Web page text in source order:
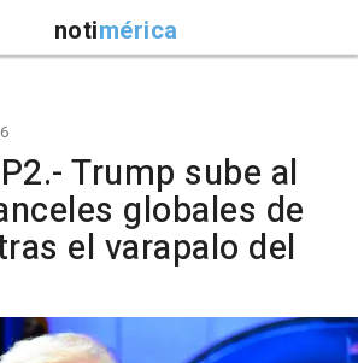
notimérica
Trump sube al
globales de
el varapalo del